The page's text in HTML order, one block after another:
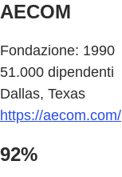
AECOM
Fondazione: 1990
51.000 dipendenti
Dallas, Texas
https://aecom.com/
92%